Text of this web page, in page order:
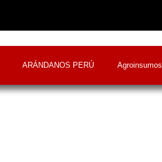
ARÁNDANOS PERÚ Agroinsumos